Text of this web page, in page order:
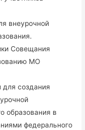
внеурочной
Совещания
МО
создания
образования в
федерального